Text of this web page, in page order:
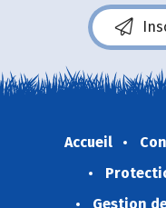
Accueil
Gestion